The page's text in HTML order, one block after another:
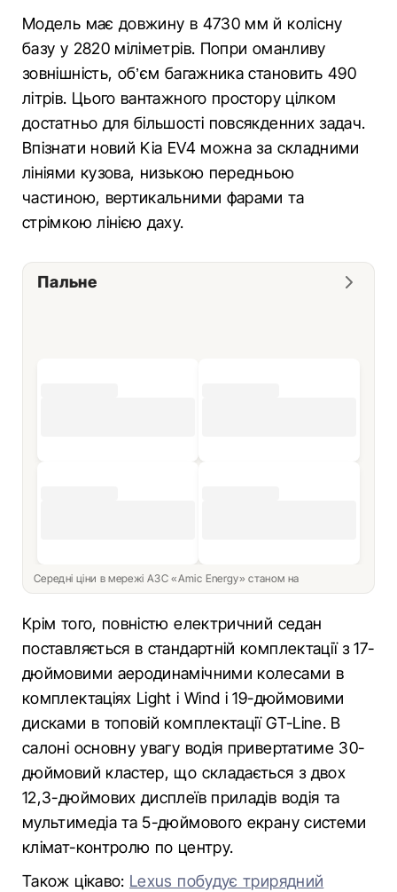
Модель має довжину в 4730 мм й колісну
базу у 2820 міліметрів. Попри оманливу
зовнішність, об’єм багажника становить 490
літрів. Цього вантажного простору цілком
достатньо для більшості повсякденних задач.
Впізнати новий Kia EV4 можна за складними
лініями кузова, низькою передньою
частиною, вертикальними фарами та
стрімкою лінією даху.
Пальне
Середні ціни в мережі АЗС «Amic Energy» станом на
Крім того, повністю електричний седан
поставляється в стандартній комплектації з 17-
дюймовими аеродинамічними колесами в
комплектаціях Light і Wind і 19-дюймовими
дисками в топовій комплектації GT-Line. В
салоні основну увагу водія привертатиме 30-
дюймовий кластер, що складається з двох
12,3-дюймових дисплеїв приладів водія та
мультимедіа та 5-дюймового екрану системи
клімат-контролю по центру.
Також цікаво: Lexus побудує трирядний